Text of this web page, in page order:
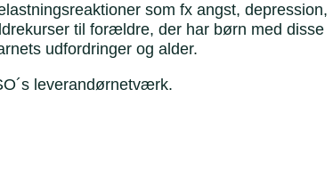
som fx angst, depression,
til forældre, der har børn med disse
udfordringer og alder.
leverandørnetværk.